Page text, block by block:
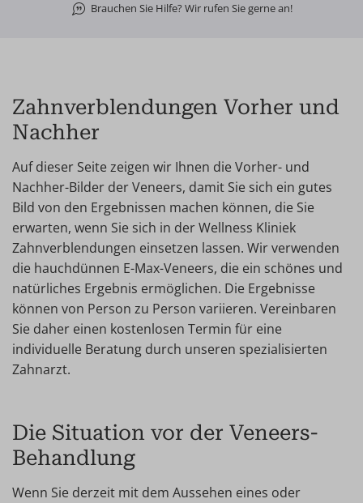
Brauchen Sie Hilfe? Wir rufen Sie gerne an!
Zahnverblendungen Vorher und
Nachher
Auf dieser Seite zeigen wir Ihnen die Vorher- und
Nachher-Bilder der Veneers, damit Sie sich ein gutes
Bild von den Ergebnissen machen können, die Sie
erwarten, wenn Sie sich in der Wellness Kliniek
Zahnverblendungen einsetzen lassen. Wir verwenden
die hauchdünnen E-Max-Veneers, die ein schönes und
natürliches Ergebnis ermöglichen. Die Ergebnisse
können von Person zu Person variieren. Vereinbaren
Sie daher einen kostenlosen Termin für eine
individuelle Beratung durch unseren spezialisierten
Zahnarzt.
Die Situation vor der Veneers-
Behandlung
Wenn Sie derzeit mit dem Aussehen eines oder